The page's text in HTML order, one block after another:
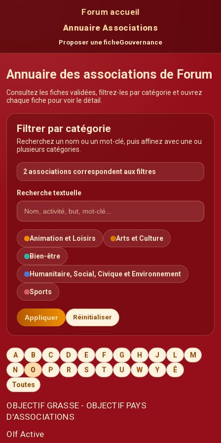
Forum accueil
Annuaire Associations
Proposer une ficheGouvernance
Annuaire des associations de Forum
Consultez les fiches validées, filtrez-les par catégorie et ouvrez
chaque fiche pour voir le détail.
Filtrer par catégorie
Recherchez un nom ou un mot-clé, puis affinez avec une ou
plusieurs catégories.
2 associations correspondent aux filtres
Recherche textuelle
Animation et Loisirs Arts et Culture
Bien-être
Humanitaire, Social, Civique et Environnement
Sports
Appliquer Réinitialiser
A B C D E F G H J L
M
N
O P R S T U W Y
Ê
Toutes
OBJECTIF GRASSE - OBJECTIF PAYS
D'ASSOCIATIONS
Olf Active